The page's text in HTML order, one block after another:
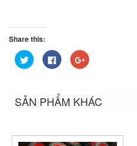
Share this:
Bấm
để
(Opens
in
Nhấn
vào
Facebook
(Opens
in
Bấm
để
(Opens
in
SẢN PHẨM KHÁC